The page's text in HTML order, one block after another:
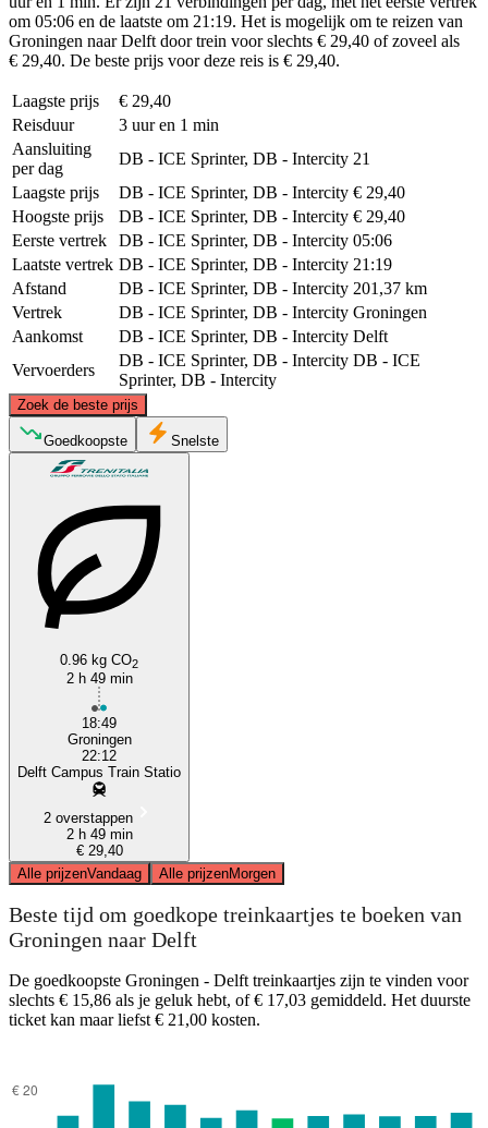
om 05:06 en de laatste om 21:19. Het is mogelijk om te reizen van
Groningen naar Delft door trein voor slechts € 29,40 of zoveel als
€ 29,40. De beste prijs voor deze reis is € 29,40.
Laagste prijs
€ 29,40
Reisduur
3 uur en 1 min
Aansluiting
per dag
DB - ICE Sprinter, DB - Intercity 21
Laagste prijs
DB - ICE Sprinter, DB - Intercity € 29,40
Hoogste prijs
DB - ICE Sprinter, DB - Intercity € 29,40
Eerste vertrek
DB - ICE Sprinter, DB - Intercity 05:06
Laatste vertrek DB - ICE Sprinter, DB - Intercity 21:19
Afstand
DB - ICE Sprinter, DB - Intercity 201,37 km
Vertrek
DB - ICE Sprinter, DB - Intercity Groningen
Aankomst
DB - ICE Sprinter, DB - Intercity Delft
Vervoerders
DB - ICE Sprinter, DB - Intercity DB - ICE
Sprinter, DB - Intercity
Zoek de beste prijs
Delft
©CARTO
Goedkoopste Snelste
0.96 kg CO2
2 h 49 min
18:49
Groningen
22:12
Delft Campus Train Statio
2 overstappen
2 h 49 min
€ 29,40
Alle prijzenVandaag Alle prijzenMorgen
Beste tijd om goedkope treinkaartjes te boeken van
Groningen naar Delft
De goedkoopste Groningen - Delft treinkaartjes zijn te vinden voor
slechts € 15,86 als je geluk hebt, of € 17,03 gemiddeld. Het duurste
ticket kan maar liefst € 21,00 kosten.